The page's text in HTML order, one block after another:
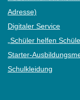
Adresse)
Digitaler Service
„Schüler helfen
Starter-
Schulkleidung